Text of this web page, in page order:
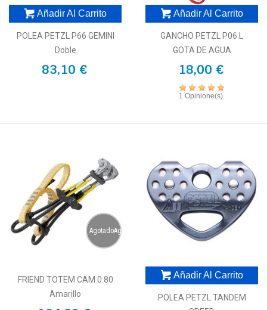
Añadir Al Carrito
POLEA PETZL P66 GEMINI
Doble
83,10 €
Añadir Al Carrito
GANCHO PETZL P06.L
GOTA DE AGUA
18,00 €
1 Opinione(s)
AgotadoAgotado
FRIEND TOTEM CAM 0.80
Amarillo
Añadir Al Carrito
POLEA PETZL TANDEM